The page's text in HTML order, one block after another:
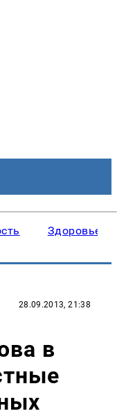
Здоровье
28.09.2013, 21:38
в